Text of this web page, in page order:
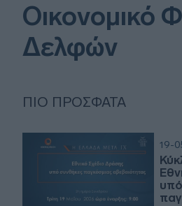
Οικονομικό
Δελφών
ΠΙΟ ΠΡΌΣΦΑΤΑ
19-